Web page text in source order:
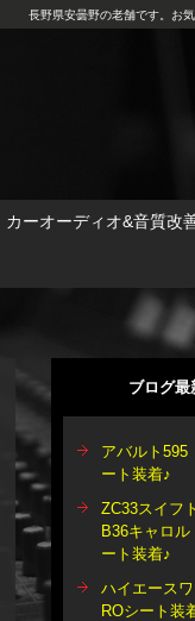
長野県安曇野の老舗です。お
カーオーディオ&音質改
ブログ最
アバルト
ート装着♪
ZC33スイフ
B36キャロ
ート装着♪
ハイエース
ROシート装